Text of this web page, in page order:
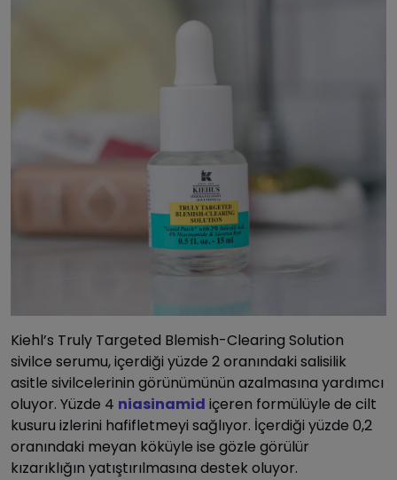
Kiehl’s Truly Targeted Blemish-Clearing Solution
sivilce serumu, içerdiği yüzde 2 oranındaki salisilik
asitle sivilcelerinin görünümünün azalmasına yardımcı
oluyor. Yüzde 4 niasinamid içeren formülüyle de cilt
kusuru izlerini hafifletmeyi sağlıyor. İçerdiği yüzde 0,2
oranındaki meyan köküyle ise gözle görülür
kızarıklığın yatıştırılmasına destek oluyor.